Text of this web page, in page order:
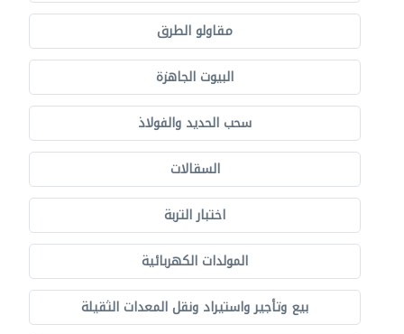
مقاولو الطرق
البيوت الجاهزة
سحب الحديد والفولاذ
السقالات
اختبار التربة
المولدات الكهربائية
بيع وتأجير واستيراد ونقل المعدات الثقيلة